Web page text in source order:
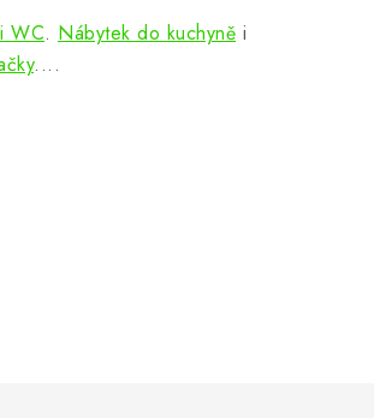
WC. Nábytek do kuchyně i
....